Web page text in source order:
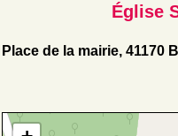
Église
Place de la mairie, 41170